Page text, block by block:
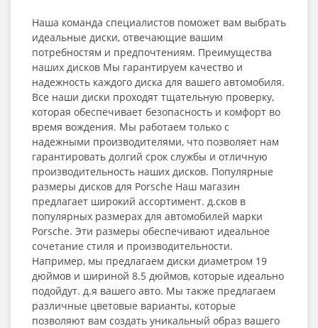
Наша команда специалистов поможет вам выбрать
идеальные диски, отвечающие вашим
потребностям и предпочтениям. Преимущества
наших дисков Мы гарантируем качество и
надежность каждого диска для вашего автомобиля.
Все наши диски проходят тщательную проверку,
которая обеспечивает безопасность и комфорт во
время вождения. Мы работаем только с
надежными производителями, что позволяет нам
гарантировать долгий срок службы и отличную
производительность наших дисков. Популярные
размеры дисков для Porsche Наш магазин
предлагает широкий ассортимент. д.сков в
популярных размерах для автомобилей марки
Porsche. Эти размеры обеспечивают идеальное
сочетание стиля и производительности.
Например, мы предлагаем диски диаметром 19
дюймов и шириной 8.5 дюймов, которые идеально
подойдут. д.я вашего авто. Мы также предлагаем
различные цветовые варианты, которые
позволяют вам создать уникальный образ вашего